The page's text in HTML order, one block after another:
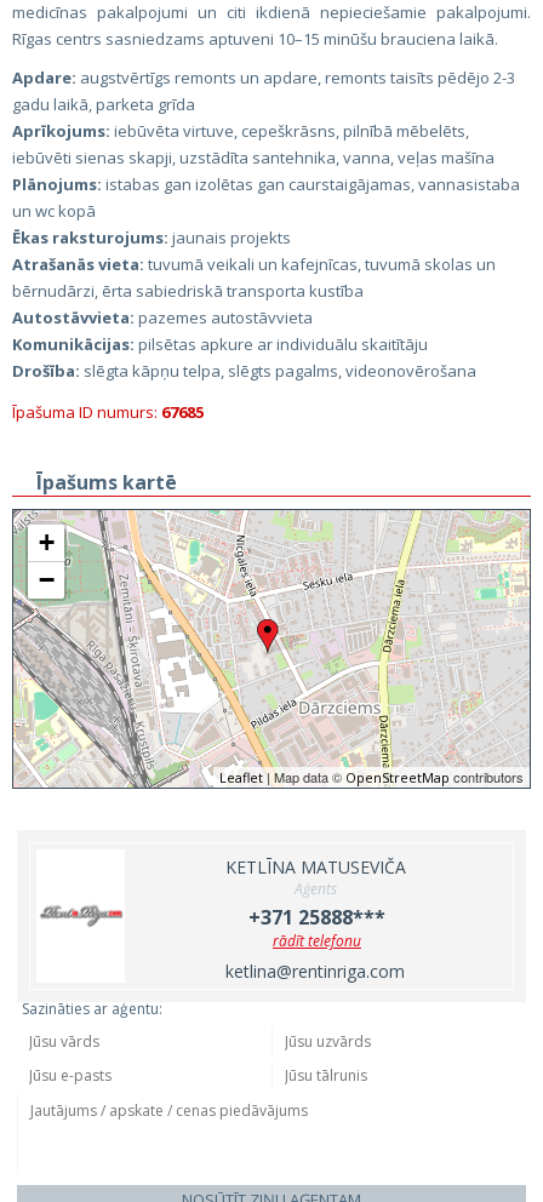
medicīnas pakalpojumi un citi ikdienā nepieciešamie pakalpojumi.
Rīgas centrs sasniedzams aptuveni 10–15 minūšu brauciena laikā.
Apdare: augstvērtīgs remonts un apdare, remonts taisīts pēdējo 2-3
gadu laikā, parketa grīda
Aprīkojums: iebūvēta virtuve, cepeškrāsns, pilnībā mēbelēts,
iebūvēti sienas skapji, uzstādīta santehnika, vanna, veļas mašīna
Plānojums: istabas gan izolētas gan caurstaigājamas, vannasistaba
un wc kopā
Ēkas raksturojums: jaunais projekts
Atrašanās vieta: tuvumā veikali un kafejnīcas, tuvumā skolas un
bērnudārzi, ērta sabiedriskā transporta kustība
Autostāvvieta: pazemes autostāvvieta
Komunikācijas: pilsētas apkure ar individuālu skaitītāju
Drošība: slēgta kāpņu telpa, slēgts pagalms, videonovērošana
Īpašuma ID numurs: 67685
Īpašums kartē
+
−
Leaflet| Map data © OpenStreetMap contributors
KETLĪNA MATUSEVIČA
Aģents
+371 25888***
rādīt telefonu
ketlina@rentinriga.com
Sazināties ar aģentu: